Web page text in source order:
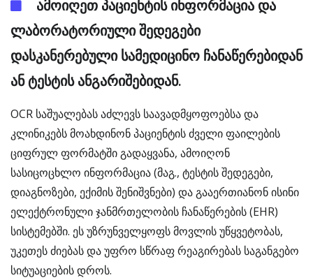
ამოიღეთ პაციენტის ინფორმაცია და
ლაბორატორიული შედეგები
დასკანერებული სამედიცინო ჩანაწერებიდან
ან ტესტის ანგარიშებიდან.
OCR საშუალებას აძლევს საავადმყოფოებსა და
კლინიკებს მოახდინონ პაციენტის ძველი ფაილების
ციფრულ ფორმატში გადაყვანა, ამოიღონ
სასიცოცხლო ინფორმაცია (მაგ., ტესტის შედეგები,
დიაგნოზები, ექიმის შენიშვნები) და გააერთიანონ ისინი
ელექტრონული ჯანმრთელობის ჩანაწერების (EHR)
სისტემებში. ეს უზრუნველყოფს მოვლის უწყვეტობას,
უკეთეს ძიებას და უფრო სწრაფ რეაგირებას საგანგებო
სიტუაციების დროს.